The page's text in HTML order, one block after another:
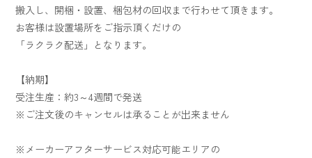
搬入し、開梱・設置、梱包材の回収まで行わせて頂きます。
お客様は設置場所をご指示頂くだけの
「ラクラク配送」となります。
【納期】
受注生産：約3～4週間で発送
※ご注文後のキャンセルは承ることが出来ません
※メーカーアフターサービス対応可能エリアの